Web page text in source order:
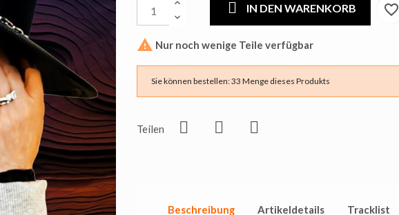
IN DEN WARENKORB favorite_border
 Nur noch wenige Teile verfügbar
Sie können bestellen: 33 Menge dieses Produkts
Teilen
Beschreibung Artikeldetails Tracklist